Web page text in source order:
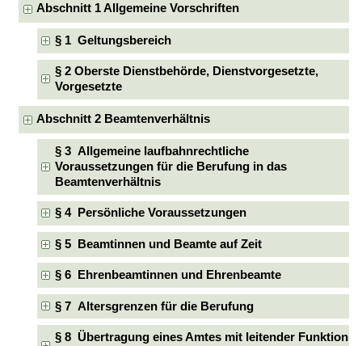
Abschnitt 1 Allgemeine Vorschriften
§ 1 Geltungsbereich
§ 2 Oberste Dienstbehörde, Dienstvorgesetzte,
Vorgesetzte
Abschnitt 2 Beamtenverhältnis
§ 3 Allgemeine laufbahnrechtliche
Voraussetzungen für die Berufung in das
Beamtenverhältnis
§ 4 Persönliche Voraussetzungen
§ 5 Beamtinnen und Beamte auf Zeit
§ 6 Ehrenbeamtinnen und Ehrenbeamte
§ 7 Altersgrenzen für die Berufung
§ 8 Übertragung eines Amtes mit leitender Funktion